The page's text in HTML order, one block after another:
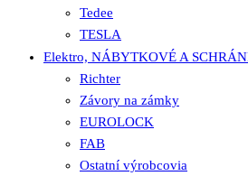
Tedee
TESLA
Elektro, NÁBYTKOVÉ A
Richter
Závory na zámky
EUROLOCK
FAB
Ostatní výrobcovia